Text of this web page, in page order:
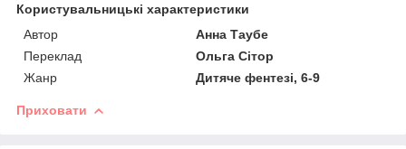
Користувальницькі характеристики
Автор
Анна Таубе
Переклад
Ольга Сітор
Жанр
Дитяче фентезі, 6-9
Приховати